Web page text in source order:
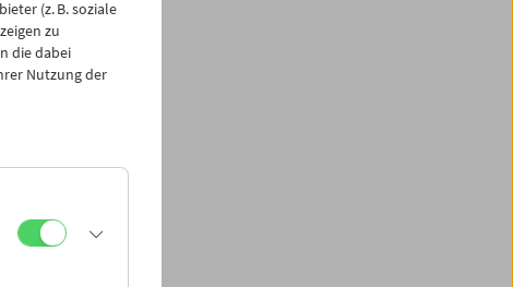
(z. B. soziale
zu
die dabei
Nutzung der